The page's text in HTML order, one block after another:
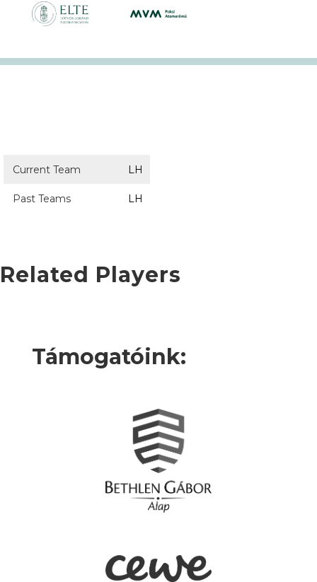
Current Team LH
Past Teams LH
Related Players
Támogatóink: